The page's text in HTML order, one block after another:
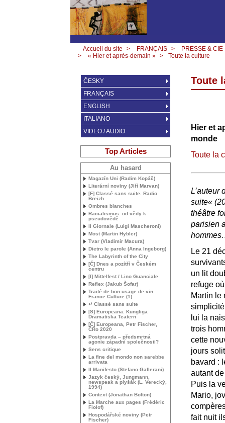
Accueil du site > FRANÇAIS >
PRESSE & CIE
>
« Hier et après-demain » > Toute la culture
Toute
Hier et
monde
Toute la
L’auteur
suite«
théâtre
parisien
Le 21
un lit
refuge
Martin le
lui la
trois
cette
jours
bavard :
autant
Puis la
Mario,
fait nuit
ČESKY
FRANÇAIS
ENGLISH
ITALIANO
VIDEO / AUDIO
Top Articles
Au hasard
Magazín Uni (Radim Kopáč)
Literární noviny (Jiří Marvan)
[F] Classé sans suite. Radio
Breizh
Ombres blanches
Racialismus: od vědy k
pseudovědě
Il Giornale (Luigi Mascheroni)
Most (Martin Hybler)
Tvar (Vladimír Macura)
Dietro le parole (Anna Ingeborg)
The Labyrinth of the City
[Č] Dnes a pozítří v Českém
centru
[I] Mittelfest / Lino Guanciale
Reflex (Jakub Šofar)
Traité de bon usage de vin.
France Culture (1)
↵ Classé sans suite
[S] Europeana. Kungliga
Dramatiska Teatern
[Č] Europeana, Petr Fischer,
ČRo 2020
Postpravda – předsmrtná
agonie západní společnosti?
Sens critique
La fine del mondo non sarebbe
arrivata
Il Manifesto (Stefano Gallerani)
Jazyk český, Jungmann,
newspeak a plyšák (L. Verecký,
1994)
Context (Jonathan Bolton)
La Marche aux pages (Frédéric
Fiolof)
Hospodářské noviny (Petr
Fischer)